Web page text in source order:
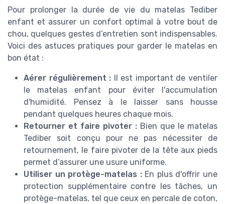
Pour prolonger la durée de vie du matelas Tediber
enfant et assurer un confort optimal à votre bout de
chou, quelques gestes d’entretien sont indispensables.
Voici des astuces pratiques pour garder le matelas en
bon état :
Aérer régulièrement : Il est important de ventiler
le matelas enfant pour éviter l'accumulation
d'humidité. Pensez à le laisser sans housse
pendant quelques heures chaque mois.
Retourner et faire pivoter : Bien que le matelas
Tediber soit conçu pour ne pas nécessiter de
retournement, le faire pivoter de la tête aux pieds
permet d’assurer une usure uniforme.
Utiliser un protège-matelas :En plus d'offrir une
protection supplémentaire contre les tâches, un
protège-matelas, tel que ceux en percale de coton,